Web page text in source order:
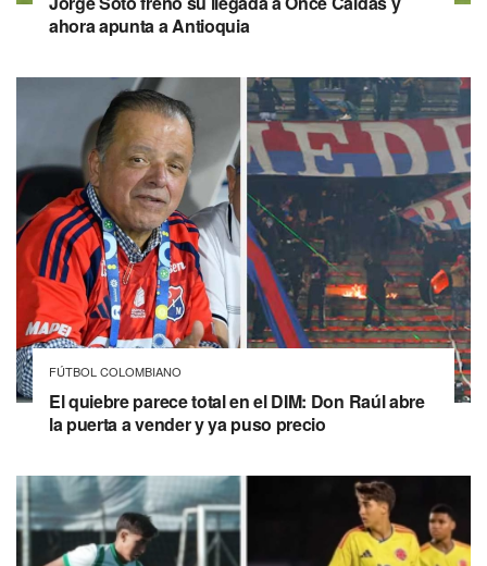
ahora apunta a Antioquia
FÚTBOL COLOMBIANO
El quiebre parece total en el DIM: Don Raúl abre
la puerta a vender y ya puso precio